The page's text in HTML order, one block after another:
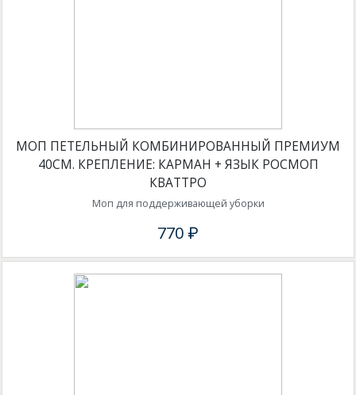
МОП ПЕТЕЛЬНЫЙ КОМБИНИРОВАННЫЙ ПРЕМИУМ
40СМ. КРЕПЛЕНИЕ: КАРМАН + ЯЗЫК РОСМОП
КВАТТРО
Моп для поддерживающей уборки
770 ₽